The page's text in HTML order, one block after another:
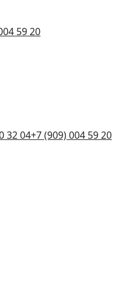
59 20
32 04+7 (909) 004 59 20